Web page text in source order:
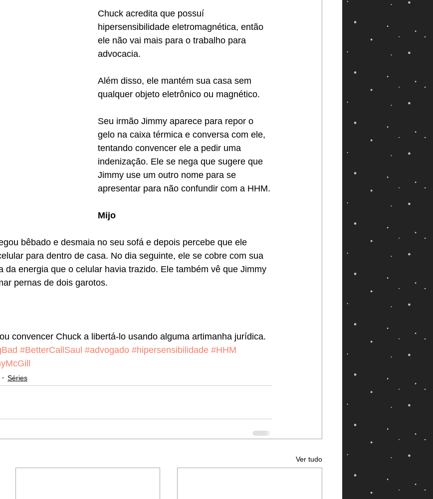
Jogos Vorazes Livros LucasFilm Mad Max
Chuck acredita que possuí
hipersensibilidade eletromagnética, então
ele não vai mais para o trabalho para
advocacia.
Além disso, ele mantém sua casa sem
qualquer objeto eletrônico ou magnético.
Seu irmão Jimmy aparece para repor o
gelo na caixa térmica e conversa com ele,
tentando convencer ele a pedir uma
indenização. Ele se nega que sugere que
Jimmy use um outro nome para se
apresentar para não confundir com a HHM.
Mijo
bêbado e desmaia no seu sofá e depois percebe que ele
para dentro de casa. No dia seguinte, ele se cobre com sua
da energia que o celular havia trazido. Ele também vê que Jimmy
pernas de dois garotos.
convencer Chuck a libertá-lo usando alguma artimanha jurídica.
#BetterCallSaul #advogado #hipersensibilidade #HHM
Séries
Ver tudo